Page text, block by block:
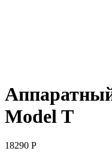
Model T
18290 Р